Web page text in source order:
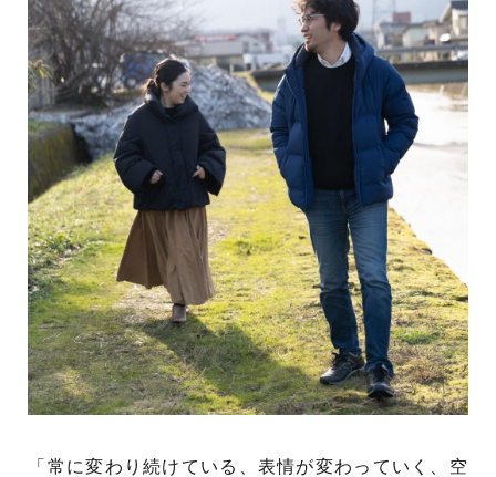
「常に変わり続けている、表情が変わっていく、空